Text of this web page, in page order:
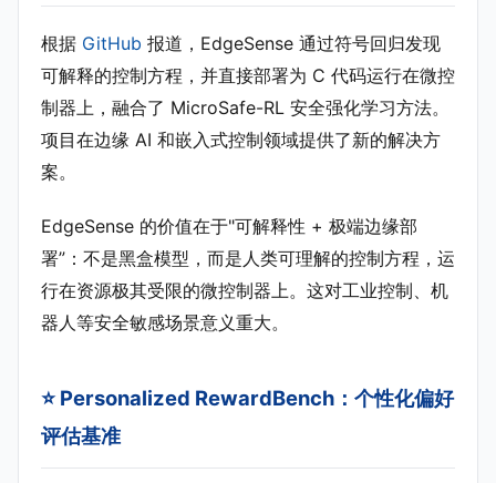
根据 GitHub 报道，EdgeSense 通过符号回归发现
可解释的控制方程，并直接部署为 C 代码运行在微控
制器上，融合了 MicroSafe-RL 安全强化学习方法。
项目在边缘 AI 和嵌入式控制领域提供了新的解决方
案。
EdgeSense 的价值在于"可解释性 + 极端边缘部
署”：不是黑盒模型，而是人类可理解的控制方程，运
行在资源极其受限的微控制器上。这对工业控制、机
器人等安全敏感场景意义重大。
⭐ Personalized RewardBench：个性化偏好
评估基准